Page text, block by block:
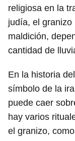
religiosa en la
judía, el
maldición,
cantidad de
En la historia
símbolo de la
puede caer
hay varios
el granizo,